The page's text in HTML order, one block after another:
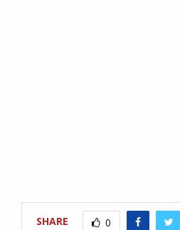
SHARE 0